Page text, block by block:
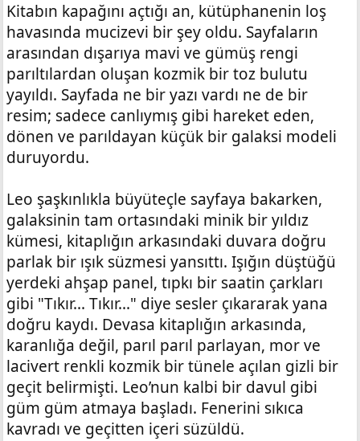
Kitabın kapağını açtığı an, kütüphanenin loş
havasında mucizevi bir şey oldu. Sayfaların
arasından dışarıya mavi ve gümüş rengi
parıltılardan oluşan kozmik bir toz bulutu
yayıldı. Sayfada ne bir yazı vardı ne de bir
resim; sadece canlıymış gibi hareket eden,
dönen ve parıldayan küçük bir galaksi modeli
duruyordu.
Leo şaşkınlıkla büyüteçle sayfaya bakarken,
galaksinin tam ortasındaki minik bir yıldız
kümesi, kitaplığın arkasındaki duvara doğru
parlak bir ışık süzmesi yansıttı. Işığın düştüğü
yerdeki ahşap panel, tıpkı bir saatin çarkları
gibi "Tıkır... Tıkır..." diye sesler çıkararak yana
doğru kaydı. Devasa kitaplığın arkasında,
karanlığa değil, parıl parıl parlayan, mor ve
lacivert renkli kozmik bir tünele açılan gizli bir
geçit belirmişti. Leo’nun kalbi bir davul gibi
güm güm atmaya başladı. Fenerini sıkıca
kavradı ve geçitten içeri süzüldü.